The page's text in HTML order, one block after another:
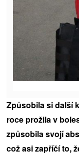
Způsobila si další
roce prožila v
způsobila svojí
což asi zapříčí to,